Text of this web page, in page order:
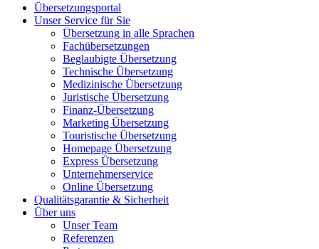
Übersetzungsportal
Unser Service für Sie
Übersetzung in alle Sprachen
Fachübersetzungen
Beglaubigte Übersetzung
Technische Übersetzung
Medizinische Übersetzung
Juristische Übersetzung
Finanz-Übersetzung
Marketing Übersetzung
Touristische Übersetzung
Homepage Übersetzung
Express Übersetzung
Unternehmerservice
Online Übersetzung
Qualitätsgarantie & Sicherheit
Über uns
Unser Team
Referenzen